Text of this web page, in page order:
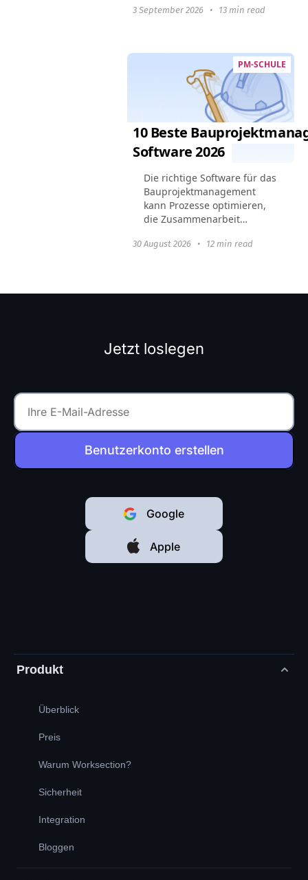
Gesamtproduktivität zu
Workflow...
3 September 2026 • 13 min read
PM-SCHULE
10 Beste
Software 2026
Die richtige Software für das
Bauprojektmanagement
kann Prozesse optimieren,
die Zusammenarbeit
sicherstellen, dass Projekte
30 August 2026 • 12 min read
Jetzt loslegen
Benutzerkonto erstellen
Google
Apple
Produkt
Überblick
Preis
Warum Worksection?
Sicherheit
Integration
Bloggen